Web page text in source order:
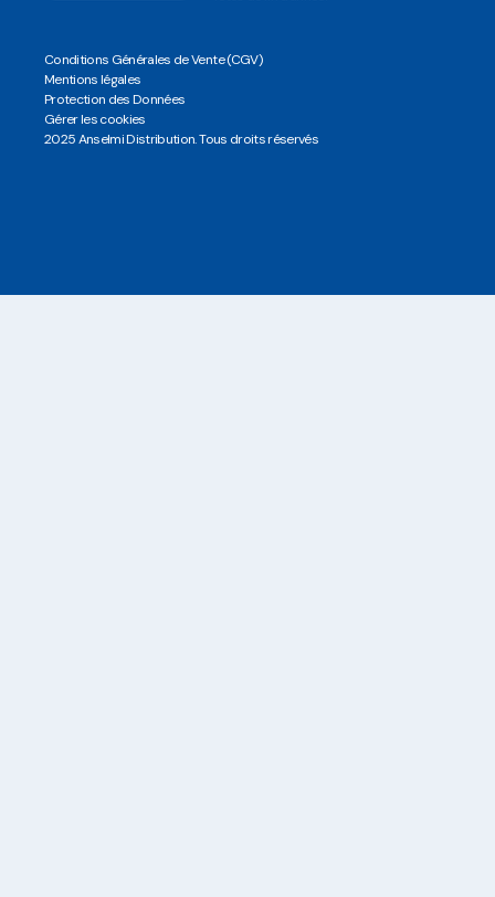
Conditions Générales de Vente (CGV)
Mentions légales
Protection des Données
Gérer les cookies
2025 Anselmi Distribution. Tous droits réservés